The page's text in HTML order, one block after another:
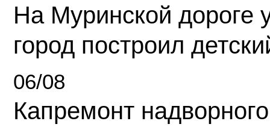
На Муринской дороге
город построил
06/08
Капремонт